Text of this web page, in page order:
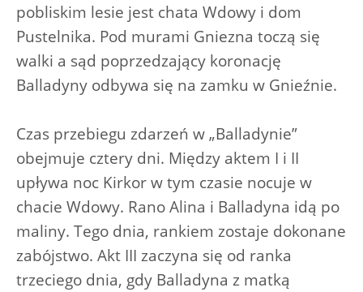
pobliskim lesie jest chata Wdowy i dom
Pustelnika. Pod murami Gniezna toczą się
walki a sąd poprzedzający koronację
Balladyny odbywa się na zamku w Gnieźnie.
Czas przebiegu zdarzeń w „Balladynie”
obejmuje cztery dni. Między aktem I i II
upływa noc Kirkor w tym czasie nocuje w
chacie Wdowy. Rano Alina i Balladyna idą po
maliny. Tego dnia, rankiem zostaje dokonane
zabójstwo. Akt III zaczyna się od ranka
trzeciego dnia, gdy Balladyna z matką